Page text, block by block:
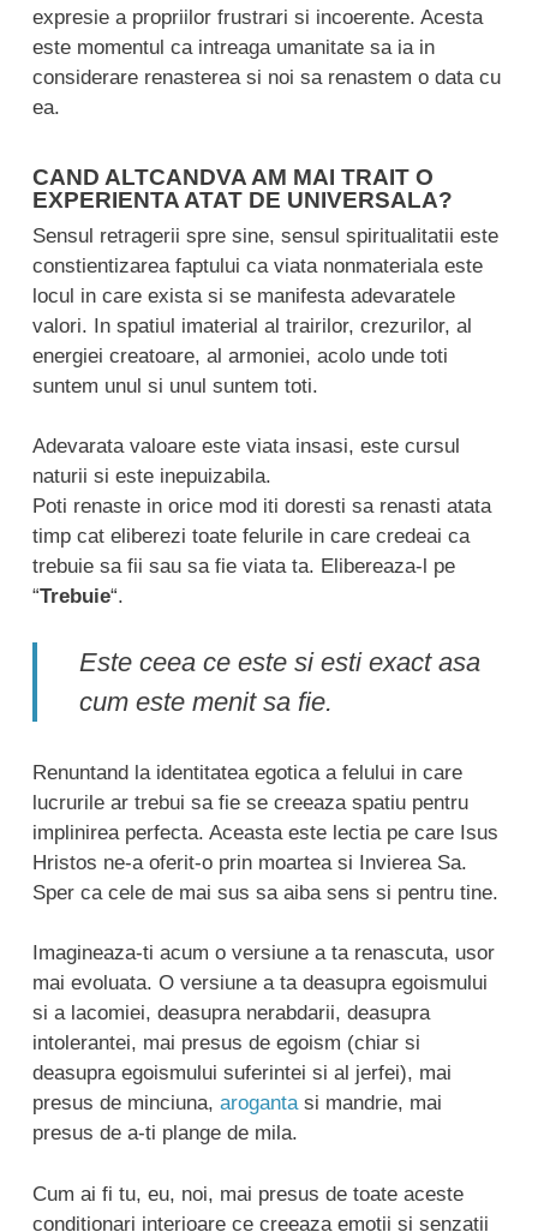
expresie a propriilor frustrari si incoerente. Acesta
este momentul ca intreaga umanitate sa ia in
considerare renasterea si noi sa renastem o data cu
ea.
CAND ALTCANDVA AM MAI TRAIT O
EXPERIENTA ATAT DE UNIVERSALA?
Sensul retragerii spre sine, sensul spiritualitatii este
constientizarea faptului ca viata nonmateriala este
locul in care exista si se manifesta adevaratele
valori. In spatiul imaterial al trairilor, crezurilor, al
energiei creatoare, al armoniei, acolo unde toti
suntem unul si unul suntem toti.
Adevarata valoare este viata insasi, este cursul
naturii si este inepuizabila.
Poti renaste in orice mod iti doresti sa renasti atata
timp cat eliberezi toate felurile in care credeai ca
trebuie sa fii sau sa fie viata ta. Elibereaza-l pe
“Trebuie“.
Este ceea ce este si esti exact asa
cum este menit sa fie.
Renuntand la identitatea egotica a felului in care
lucrurile ar trebui sa fie se creeaza spatiu pentru
implinirea perfecta. Aceasta este lectia pe care Isus
Hristos ne-a oferit-o prin moartea si Invierea Sa.
Sper ca cele de mai sus sa aiba sens si pentru tine.
Imagineaza-ti acum o versiune a ta renascuta, usor
mai evoluata. O versiune a ta deasupra egoismului
si a lacomiei, deasupra nerabdarii, deasupra
intolerantei, mai presus de egoism (chiar si
deasupra egoismului suferintei si al jerfei), mai
presus de minciuna, arogantasi mandrie, mai
presus de a-ti plange de mila.
Cum ai fi tu, eu, noi, mai presus de toate aceste
conditionari interioare ce creeaza emotii si senzatii